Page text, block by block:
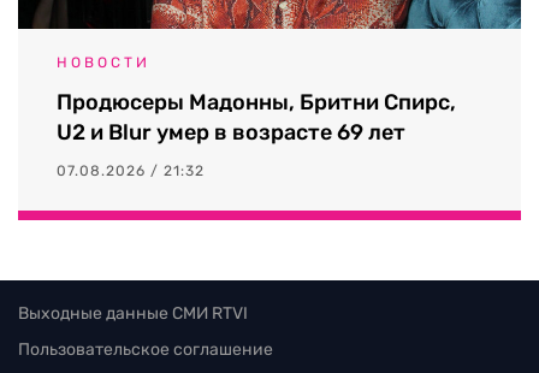
НОВОСТИ
Продюсеры Мадонны, Бритни Спирс,
U2 и Blur умер в возрасте 69 лет
07.08.2026 / 21:32
Выходные данные СМИ RTVI
Пользовательское соглашение